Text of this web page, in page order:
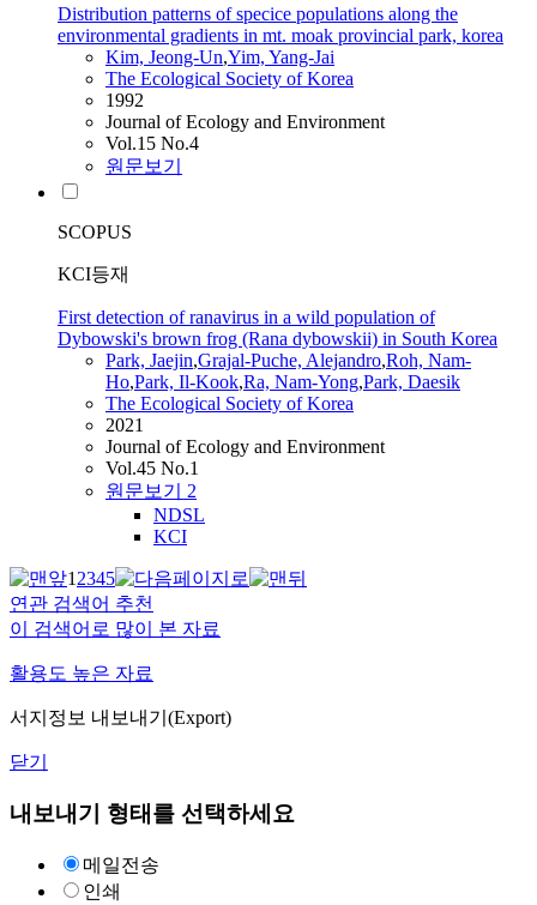
Distribution patterns of specice populations along the
environmental gradients in mt. moak provincial park, korea
Kim, Jeong-Un,Yim, Yang-Jai
The Ecological Society of Korea
1992
Journal of Ecology and Environment
Vol.15 No.4
원문보기
SCOPUS
KCI등재
First detection of ranavirus in a wild population of
Dybowski's brown frog (Rana dybowskii) in South Korea
Park, Jaejin,Grajal-Puche, Alejandro,Roh, Nam-
Ho,Park, Il-Kook,Ra, Nam-Yong,Park, Daesik
The Ecological Society of Korea
2021
Journal of Ecology and Environment
Vol.45 No.1
원문보기 2
NDSL
KCI
12345
연관 검색어 추천
이 검색어로 많이 본 자료
활용도 높은 자료
서지정보 내보내기(Export)
닫기
내보내기 형태를 선택하세요
메일전송
인쇄